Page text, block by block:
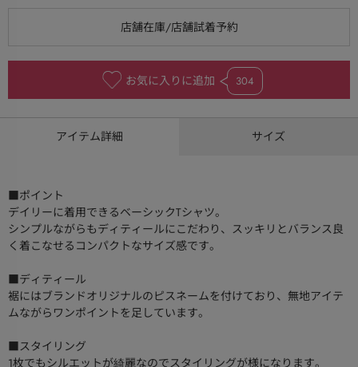
お気に入りに追加 304
アイテム詳細 サイズ
■ポイント
デイリーに着用できるベーシックTシャツ。
シンプルながらもディティールにこだわり、スッキリとバランス良
く着こなせるコンパクトなサイズ感です。
■ディティール
裾にはブランドオリジナルのピスネームを付けており、無地アイテ
ムながらワンポイントを足しています。
■スタイリング
1枚でもシルエットが綺麗なのでスタイリングが様になります。